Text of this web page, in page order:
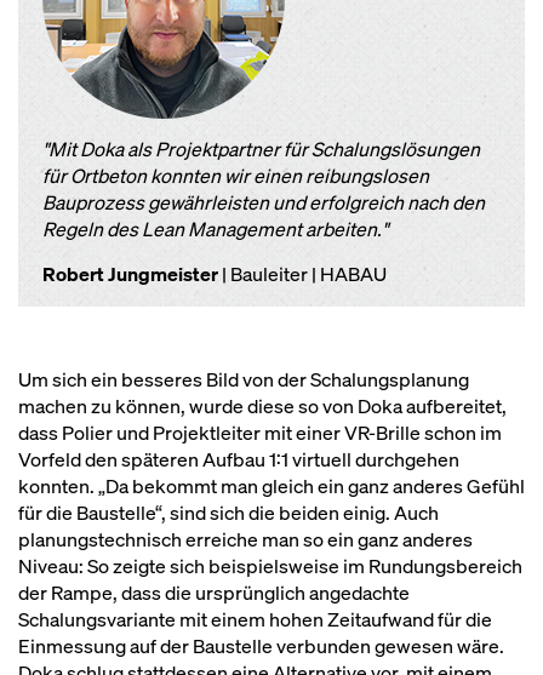
"Mit Doka als Projektpartner für Schalungslösungen
für Ortbeton konnten wir einen reibungslosen
Bauprozess gewährleisten und erfolgreich nach den
Regeln des Lean Management arbeiten."
Robert Jungmeister| Bauleiter | HABAU
Um sich ein besseres Bild von der Schalungsplanung
machen zu können, wurde diese so von Doka aufbereitet,
dass Polier und Projektleiter mit einer VR-Brille schon im
Vorfeld den späteren Aufbau 1:1 virtuell durchgehen
konnten. „Da bekommt man gleich ein ganz anderes Gefühl
für die Baustelle“, sind sich die beiden einig. Auch
planungstechnisch erreiche man so ein ganz anderes
Niveau: So zeigte sich beispielsweise im Rundungsbereich
der Rampe, dass die ursprünglich angedachte
Schalungsvariante mit einem hohen Zeitaufwand für die
Einmessung auf der Baustelle verbunden gewesen wäre.